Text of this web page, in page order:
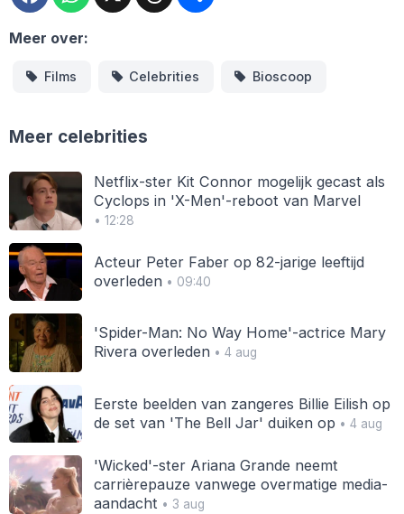
Meer over:
Films Celebrities Bioscoop
Meer celebrities
Netflix-ster Kit Connor mogelijk gecast als
Cyclops in 'X-Men'-reboot van Marvel
• 12:28
Acteur Peter Faber op 82-jarige leeftijd
overleden• 09:40
'Spider-Man: No Way Home'-actrice Mary
Rivera overleden• 4 aug
Eerste beelden van zangeres Billie Eilish op
de set van 'The Bell Jar' duiken op • 4 aug
'Wicked'-ster Ariana Grande neemt
carrièrepauze vanwege overmatige media-
aandacht • 3 aug